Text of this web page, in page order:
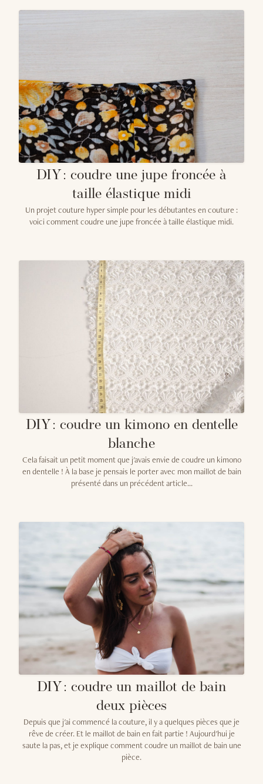
DIY : coudre une jupe froncée à
taille élastique midi
Un projet couture hyper simple pour les débutantes en couture :
voici comment coudre une jupe froncée à taille élastique midi.
DIY : coudre un kimono en dentelle
blanche
Cela faisait un petit moment que j'avais envie de coudre un kimono
en dentelle ! À la base je pensais le porter avec mon maillot de bain
présenté dans un précédent article...
DIY : coudre un maillot de bain
deux pièces
Depuis que j'ai commencé la couture, il y a quelques pièces que je
rêve de créer. Et le maillot de bain en fait partie ! Aujourd'hui je
saute la pas, et je explique comment coudre un maillot de bain une
pièce.